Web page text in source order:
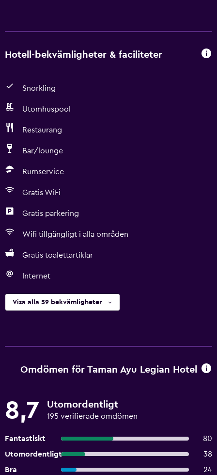
Hotell-bekvämligheter & faciliteter
Snorkling
Utomhuspool
Restaurang
Bar/lounge
Rumservice
Gratis WiFi
Gratis parkering
Wifi tillgängligt i alla områden
Gratis toalettartiklar
Internet
Visa alla 59 bekvämligheter
Omdömen för Taman Ayu Legian Hotel
8,7 Utomordentligt
195 verifierade omdömen
Fantastiskt
80
Utomordentligt
38
Bra
24